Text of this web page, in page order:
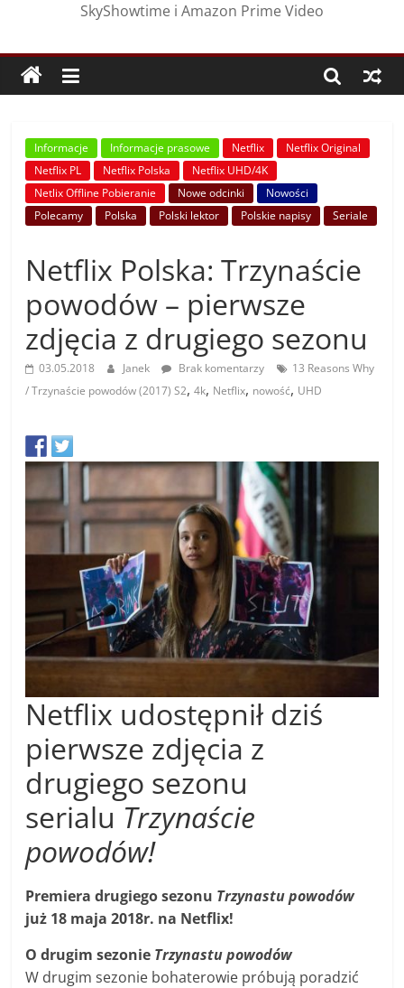
SkyShowtime i Amazon Prime Video
Informacje Informacje prasowe Netflix
Netflix Original
Netflix PL
Netflix Polska
Netflix UHD/4K
Netlix Offline Pobieranie
Nowe odcinki
Nowości
Polecamy
Polska Polski lektor Polskie napisy Seriale
Netflix Polska: Trzynaście
powodów – pierwsze
zdjęcia z drugiego sezonu
03.05.2018 Janek Brak komentarzy
13 Reasons Why
/ Trzynaście powodów (2017) S2,4k, Netflix, nowość, UHD
Netflix udostępnił dziś
pierwsze zdjęcia z
drugiego sezonu
serialu Trzynaście
powodów!
Premiera drugiego sezonu Trzynastu powodów
już 18 maja 2018r. na Netflix!
O drugim sezonie Trzynastu powodów
W drugim sezonie bohaterowie próbują poradzić